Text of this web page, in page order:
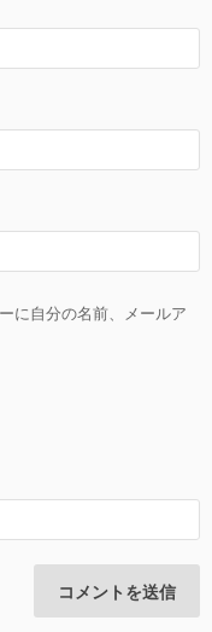
に自分の名前、メールア